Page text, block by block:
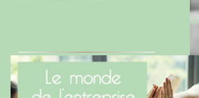
Le Benaise de la Charente-